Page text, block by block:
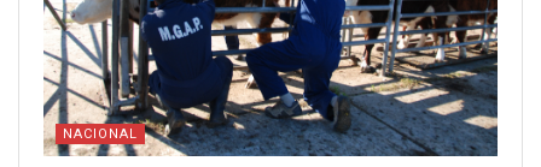
NACIONAL